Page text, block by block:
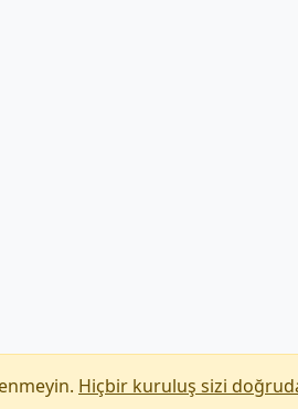
Hiçbir kuruluş sizi